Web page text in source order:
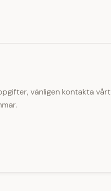
vänligen kontakta vårt